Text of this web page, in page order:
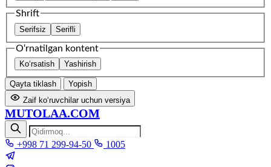
Shrift
Serifsiz Serifli
O‘rnatilgan kontent
Ko‘rsatish Yashirish
Qayta tiklash
Yopish
Zaif ko‘ruvchilar uchun versiya
MUTOLAA.COM
+998 71 299-94-50 1005